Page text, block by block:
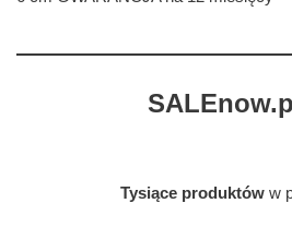
Tysiące produktów w